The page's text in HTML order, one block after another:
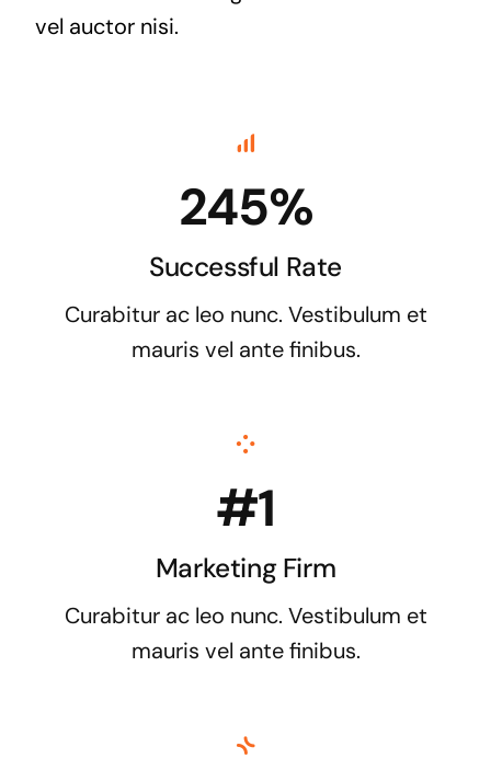
vel auctor nisi.
245%
Successful Rate
Curabitur ac leo nunc. Vestibulum et
mauris vel ante finibus.
#1
Marketing Firm
Curabitur ac leo nunc. Vestibulum et
mauris vel ante finibus.